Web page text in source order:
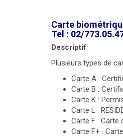
Carte
Tel : 02/
Descriptif
Plusieurs types de
Carte A :
Carte B :
Carte K :
Carte L :
Carte F : Carte
Carte F+ :